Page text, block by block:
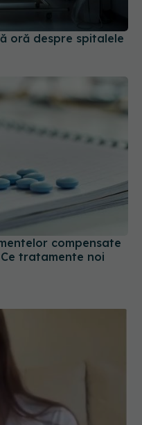
oră despre spitalele
compensate
tratamente noi